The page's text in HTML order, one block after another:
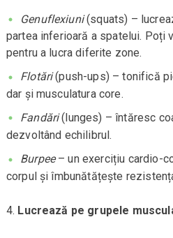
Genuflexiuni(squats) –
partea inferioară a spatelui. Poți
pentru a lucra diferite zone.
Flotări(push-ups) – tonifică
dar și musculatura core.
Fandări(lunges) – întăresc
dezvoltând echilibrul.
Burpee– un exercițiu cardio-
corpul și îmbunătățește
Lucrează pe grupele